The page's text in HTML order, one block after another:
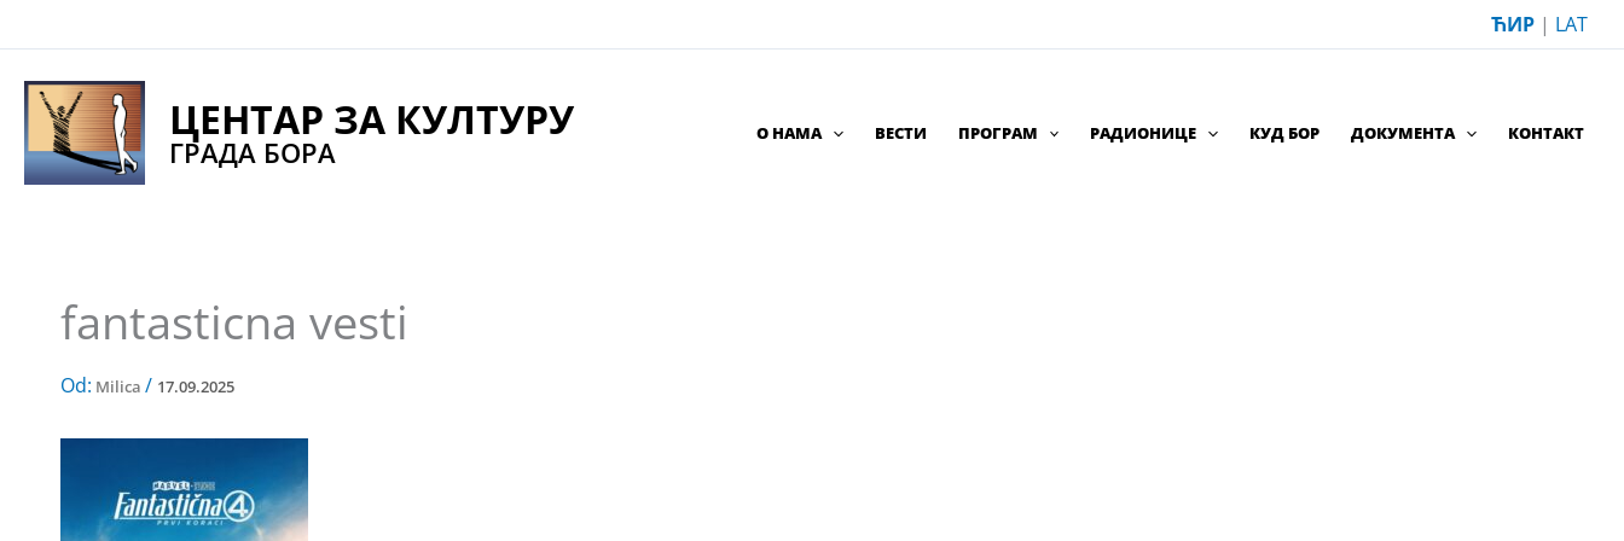
na
sadržaj
ЋИР | LAT
ЦЕНТАР ЗА КУЛТУРУ
ГРАДА БОРА
О НАМА ВЕСТИ ПРОГРАМ РАДИОНИЦЕ КУД БОР ДОКУМЕНТА КОНТАКТ
fantasticna vesti
Od: Milica / 17.09.2025